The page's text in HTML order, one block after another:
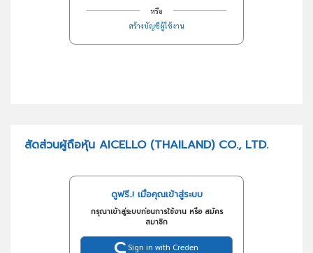
หรือ
สร้างบัญชีผู้ใช้งาน
สัดส่วนผู้ถือหุ้น AICELLO (THAILAND) CO., LTD.
ดูฟรี..! เมื่อคุณเข้าสู่ระบบ
กรุณาเข้าสู่ระบบก่อนการใช้งาน หรือ สมัคร
สมาชิก
Sign in with Creden